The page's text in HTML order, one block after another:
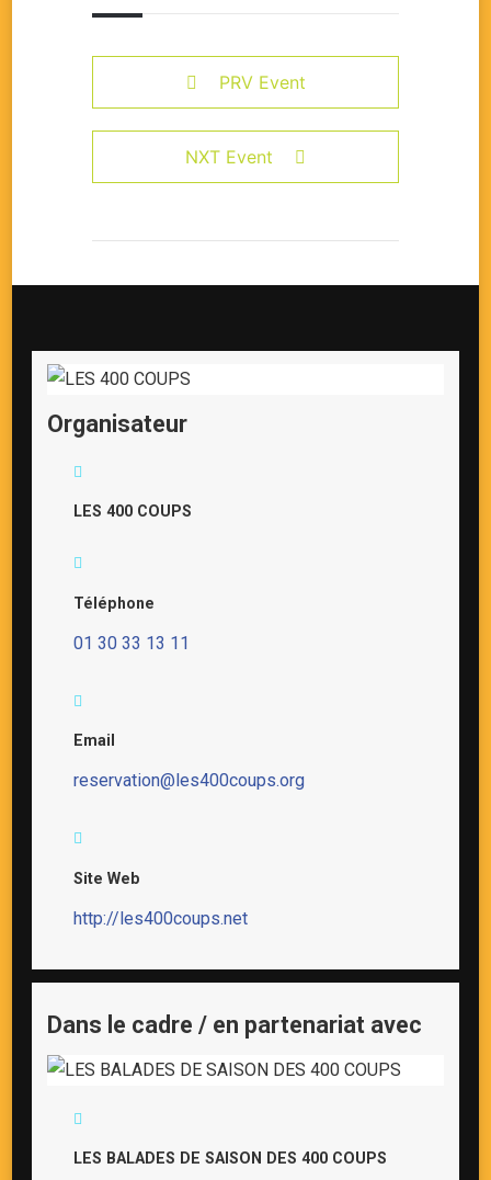
PRV Event
NXT Event
Organisateur
LES 400 COUPS
Téléphone
01 30 33 13 11
Email
reservation@les400coups.org
Site Web
http://les400coups.net
Dans le cadre / en partenariat avec
LES BALADES DE SAISON DES 400 COUPS